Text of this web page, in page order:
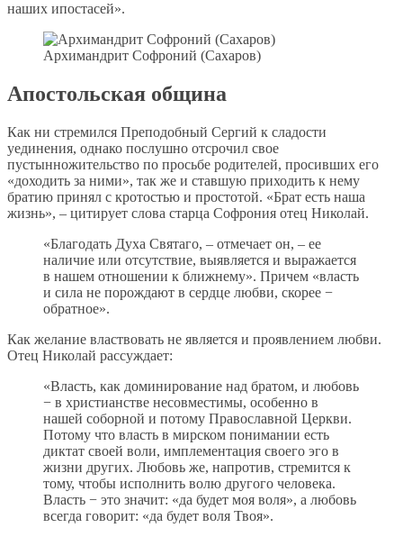
наших ипостасей».
Архимандрит Софроний (Сахаров)
Апостольская община
Как ни стремился Преподобный Сергий к сладости
уединения, однако послушно отсрочил свое
пустынножительство по просьбе родителей, просивших его
«доходить за ними», так же и ставшую приходить к нему
братию принял с кротостью и простотой. «Брат есть наша
жизнь», – цитирует слова старца Софрония отец Николай.
«Благодать Духа Святаго, – отмечает он, – ее
наличие или отсутствие, выявляется и выражается
в нашем отношении к ближнему». Причем «власть
и сила не порождают в сердце любви, скорее −
обратное».
Как желание властвовать не является и проявлением любви.
Отец Николай рассуждает:
«Власть, как доминирование над братом, и любовь
− в христианстве несовместимы, особенно в
нашей соборной и потому Православной Церкви.
Потому что власть в мирском понимании есть
диктат своей воли, имплементация своего эго в
жизни других. Любовь же, напротив, стремится к
тому, чтобы исполнить волю другого человека.
Власть − это значит: «да будет моя воля», а любовь
всегда говорит: «да будет воля Твоя».